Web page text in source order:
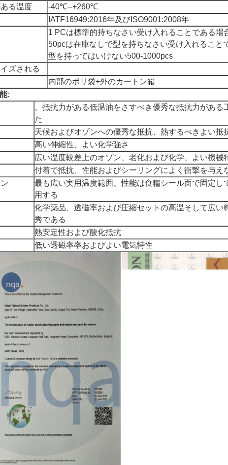
る温度
-40℃--+260℃
IATF16949:2016年及びISO9001:2008年
1 PCは標準的持ちなさい受け入れることである場
50pcは在庫なしで型を持ちなさい受け入れること
型を持ってはいけない500-1000pcs
ズされる
内部のポリ袋+外のカートン箱
:
、抵抗力がある低温油をさすべき優秀な抵抗力があ
た
天候およびオゾンへの優秀な抵抗、熱するべきよい抵
高い伸縮性、よい化学強さ
広い温度較差上のオゾン、老化および化学、よい機械
付着で抵抗、性能およびシーリングによく衝撃を与え
最も広い実用温度範囲、性能は食糧シール面で固定し
用する
化学薬品、透磁率および圧縮セットの高温そして広い
秀である
熱安定性および酸化抵抗
低い透磁率率およびよい電気特性